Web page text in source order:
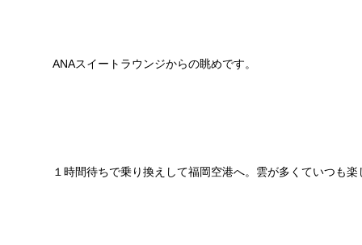
ANAスイートラウンジからの眺めです。
１時間待ちで乗り換えして福岡空港へ。雲が多くていつも